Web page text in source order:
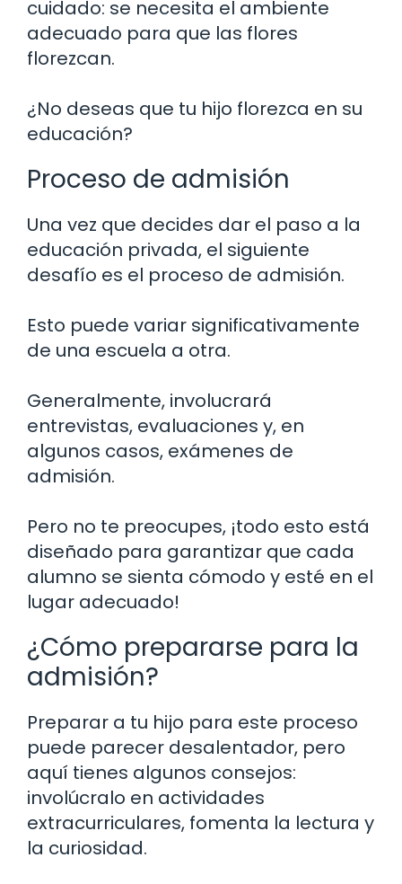
cuidado: se necesita el ambiente
adecuado para que las flores
florezcan.
¿No deseas que tu hijo florezca en su
educación?
Proceso de admisión
Una vez que decides dar el paso a la
educación privada, el siguiente
desafío es el proceso de admisión.
Esto puede variar significativamente
de una escuela a otra.
Generalmente, involucrará
entrevistas, evaluaciones y, en
algunos casos, exámenes de
admisión.
Pero no te preocupes, ¡todo esto está
diseñado para garantizar que cada
alumno se sienta cómodo y esté en el
lugar adecuado!
¿Cómo prepararse para la
admisión?
Preparar a tu hijo para este proceso
puede parecer desalentador, pero
aquí tienes algunos consejos:
involúcralo en actividades
extracurriculares, fomenta la lectura y
la curiosidad.